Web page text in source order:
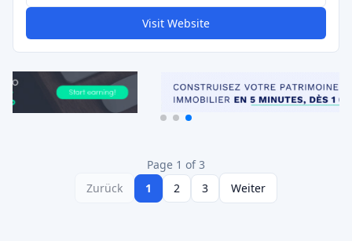
Visit Website
Page 1 of 3
Zurück
1 2 3 Weiter